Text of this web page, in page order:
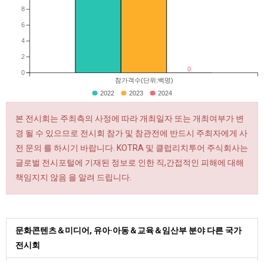
0
참가객수(단위:백명)
0
2
4
6
8
2022 2023 2024
본 전시회는 주최측의 사정에 따라 개최일자 또는 개최여부가 변
경 될 수 있으므로 전시회 참가 및 참관전에 반드시 주최자에게 사
전 문의 를 하시기 바랍니다. KOTRA 및 클럽리치투어 주식회사는
글로벌 전시포털에 기재된 정보로 인한 직,간접적인 피해에 대해
책임지지 않음 을 알려 드립니다.
문화콘텐츠＆미디어, 유아·아동＆교육＆임산부 분야 다른 국가
전시회